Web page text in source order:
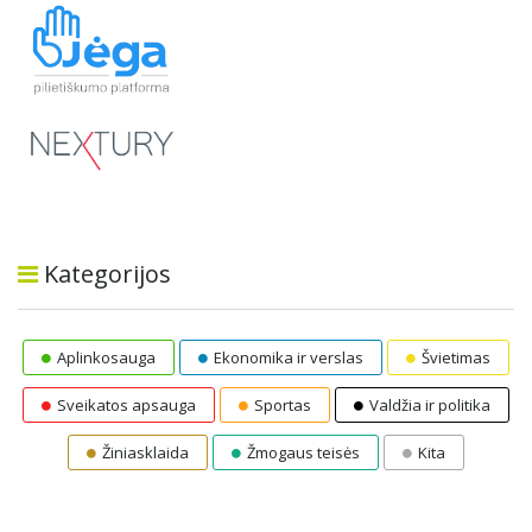
Kategorijos
Aplinkosauga Ekonomika ir verslas Švietimas
Sveikatos apsauga Sportas Valdžia ir politika
Žiniasklaida Žmogaus teisės Kita